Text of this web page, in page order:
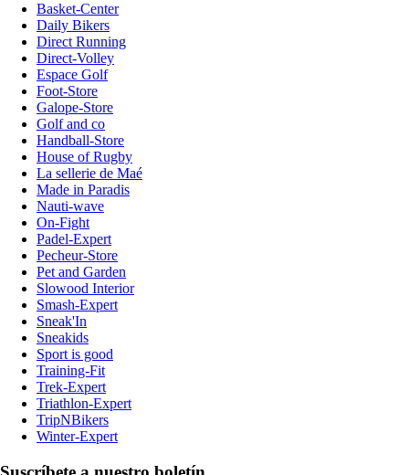
Basket-Center
Daily Bikers
Direct Running
Direct-Volley
Espace Golf
Foot-Store
Galope-Store
Golf and co
Handball-Store
House of Rugby
La sellerie de Maé
Made in Paradis
Nauti-wave
On-Fight
Padel-Expert
Pecheur-Store
Pet and Garden
Slowood Interior
Smash-Expert
Sneak'In
Sneakids
Sport is good
Training-Fit
Trek-Expert
Triathlon-Expert
TripNBikers
Winter-Expert